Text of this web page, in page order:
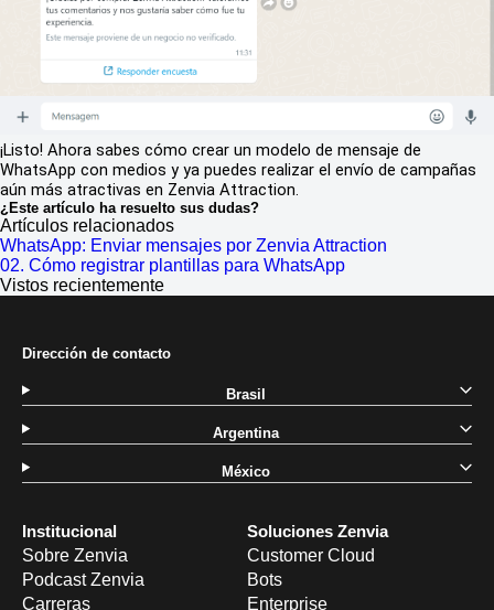
¡Listo! Ahora sabes cómo crear un modelo de mensaje de
WhatsApp con medios y ya puedes realizar el envío de campañas
aún más atractivas en Zenvia Attraction.
¿Este artículo ha resuelto sus dudas?
Artículos relacionados
WhatsApp: Enviar mensajes por Zenvia Attraction
02. Cómo registrar plantillas para WhatsApp
Vistos recientemente
Institucional
Sobre Zenvia
Podcast Zenvia
Carreras
Soluciones Zenvia
Customer Cloud
Bots
Enterprise
Dirección de contacto
Brasil
Argentina
México